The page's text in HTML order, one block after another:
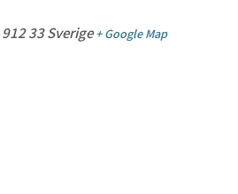
912 33 Sverige + Google Map